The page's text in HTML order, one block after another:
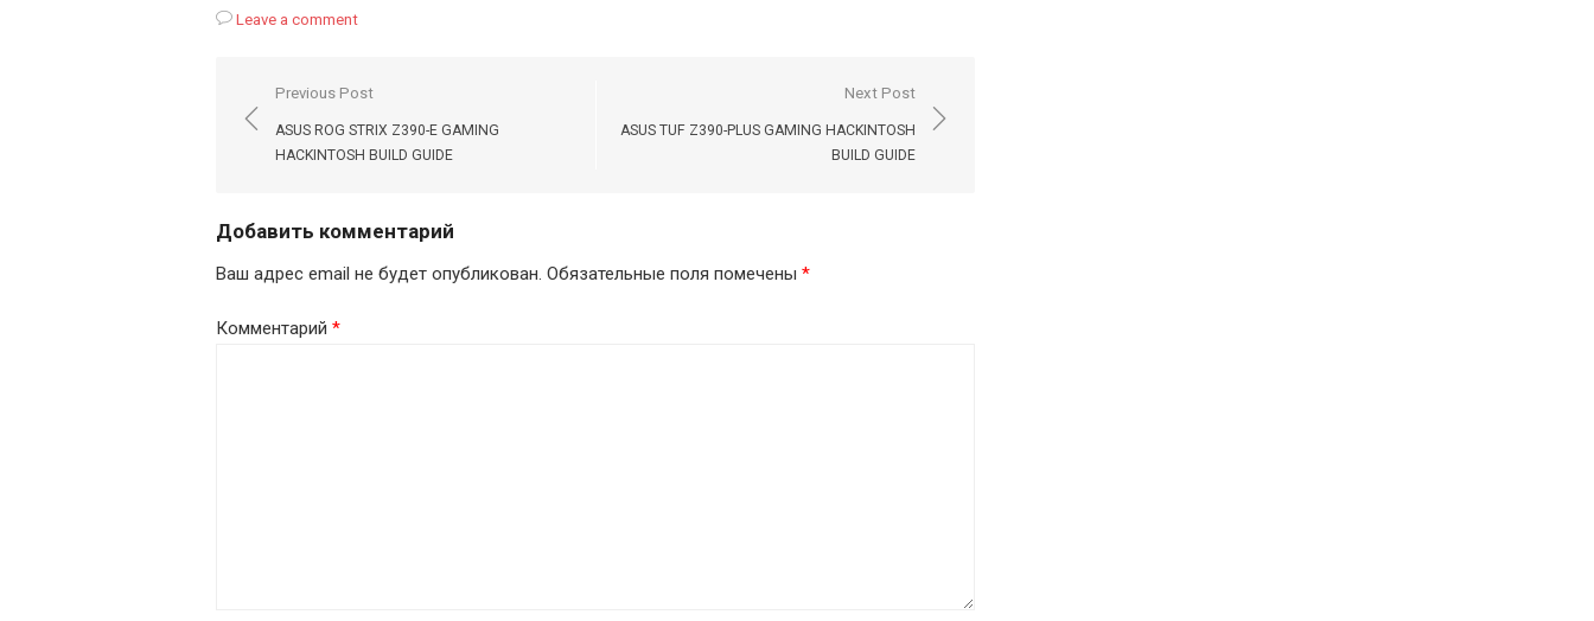
Leave a comment
Навигация
по
записям
Previous Post
ASUS ROG STRIX Z390-E GAMING
HACKINTOSH BUILD GUIDE
Next Post
ASUS TUF Z390-PLUS GAMING HACKINTOSH
BUILD GUIDE
Добавить комментарий
Ваш адрес email не будет опубликован. Обязательные поля помечены *
Комментарий *